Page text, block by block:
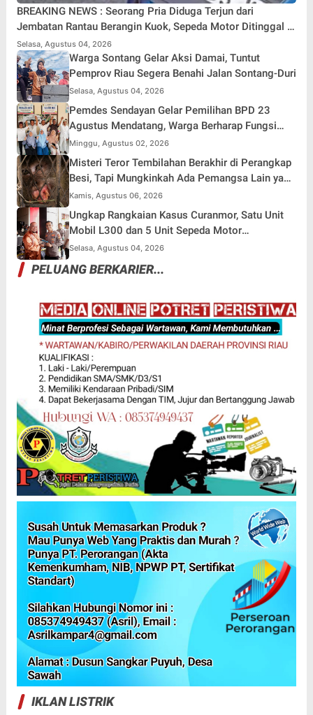
BREAKING NEWS : Seorang Pria Diduga Terjun dari
Jembatan Rantau Berangin Kuok, Sepeda Motor Ditinggal di
Lokasi
Selasa, Agustus 04, 2026
Warga Sontang Gelar Aksi Damai, Tuntut
Pemprov Riau Segera Benahi Jalan Sontang-Duri
Selasa, Agustus 04, 2026
Pemdes Sendayan Gelar Pemilihan BPD 23
Agustus Mendatang, Warga Berharap Fungsi
Pengawasan Berjalan Maksimal
Minggu, Agustus 02, 2026
Misteri Teror Tembilahan Berakhir di Perangkap
Besi, Tapi Mungkinkah Ada Pemangsa Lain yang
Masih Mengintai ?
Kamis, Agustus 06, 2026
Ungkap Rangkaian Kasus Curanmor, Satu Unit
Mobil L300 dan 5 Unit Sepeda Motor
Dikembalikan
Selasa, Agustus 04, 2026
PELUANG BERKARIER...
IKLAN LISTRIK